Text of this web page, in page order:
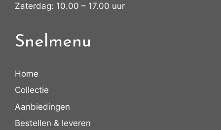
Zaterdag: 10.00 – 17.00 uur
Snelmenu
Home
Collectie
Aanbiedingen
Bestellen & leveren